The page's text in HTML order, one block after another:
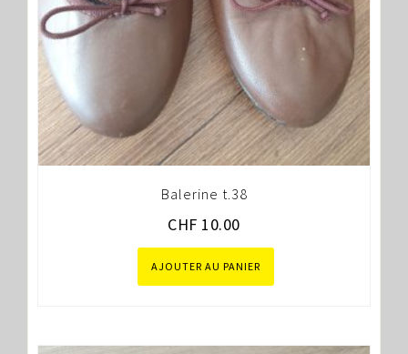
Balerine t.38
CHF 10.00
AJOUTER AU PANIER